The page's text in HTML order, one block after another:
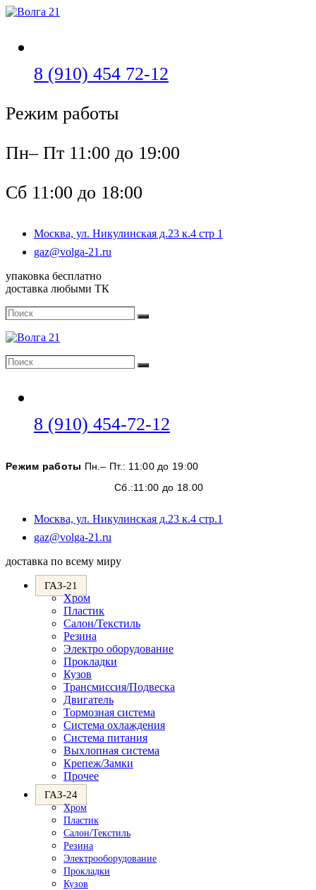
Перейти
8 (910) 454 72-12
Режим работы
Пн– Пт 11:00 до 19:00
Сб 11:00 до 18:00
Москва, ул. Никулинская д.23 к.4 стр 1
gaz@volga-21.ru
упаковка бесплатно
доставка любыми ТК
Поиск
Поиск
Поиск
Поиск
8 (910) 454-72-12
вашем
приложении
Режим работы Пн.– Пт.: 11:00 до 19:00
Сб.:11:00 до 18.00
Москва, ул. Никулинская д.23 к.4 стр.1
gaz@volga-21.ru
вашем
доставка по всему миру
ГАЗ-21
Хром
Пластик
Салон/Текстиль
Резина
Электро оборудование
Прокладки
Кузов
Трансмиссия/Подвеска
Двигатель
Тормозная система
Система охлаждения
Система питания
Выхлопная система
Крепеж/Замки
Прочее
ГАЗ-24
Хром
Пластик
Салон/Текстиль
Резина
Электрооборудование
Прокладки
Кузов